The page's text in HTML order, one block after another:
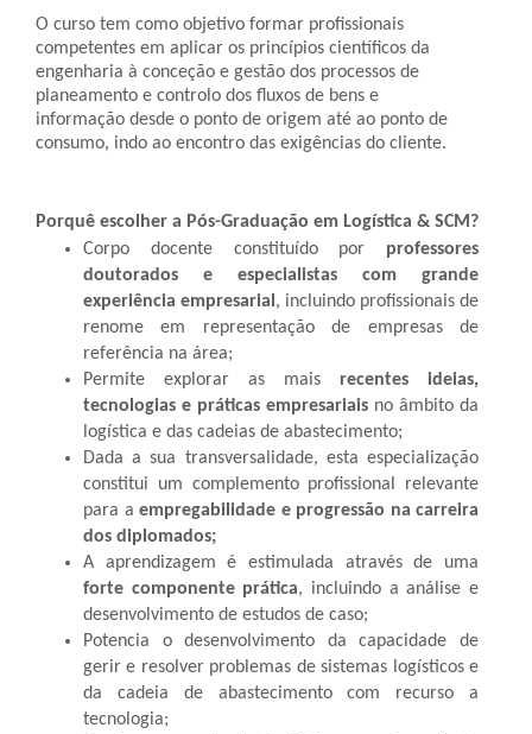
O curso tem como objetivo formar profissionais
competentes em aplicar os princípios científicos da
engenharia à conceção e gestão dos processos de
planeamento e controlo dos fluxos de bens e
informação desde o ponto de origem até ao ponto de
consumo, indo ao encontro das exigências do cliente.
Porquê escolher a Pós-Graduação em Logística & SCM?
Corpo docente constituído por professores
doutorados e especialistas com grande
experiência empresarial, incluindo profissionais de
renome em representação de empresas de
referência na área;
Permite explorar as mais recentes ideias,
tecnologias e práticas empresariais no âmbito da
logística e das cadeias de abastecimento;
Dada a sua transversalidade, esta especialização
constitui um complemento profissional relevante
para a empregabilidade e progressão na carreira
dos diplomados;
A aprendizagem é estimulada através de uma
forte componente prática, incluindo a análise e
desenvolvimento de estudos de caso;
Potencia o desenvolvimento da capacidade de
gerir e resolver problemas de sistemas logísticos e
da cadeia de abastecimento com recurso a
tecnologia;